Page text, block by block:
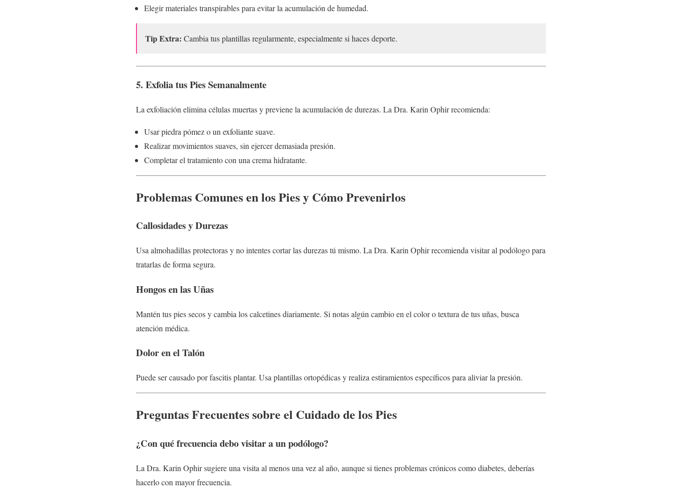
Elegir materiales transpirables para evitar la acumulación de humedad.
Tip Extra: Cambia tus plantillas regularmente, especialmente si haces deporte.
5. Exfolia tus Pies Semanalmente
La exfoliación elimina células muertas y previene la acumulación de durezas. La Dra. Karin Ophir recomienda:
Usar piedra pómez o un exfoliante suave.
Realizar movimientos suaves, sin ejercer demasiada presión.
Completar el tratamiento con una crema hidratante.
Problemas Comunes en los Pies y Cómo Prevenirlos
Callosidades y Durezas
Usa almohadillas protectoras y no intentes cortar las durezas tú mismo. La Dra. Karin Ophir recomienda visitar al podólogo para
tratarlas de forma segura.
Hongos en las Uñas
Mantén tus pies secos y cambia los calcetines diariamente. Si notas algún cambio en el color o textura de tus uñas, busca
atención médica.
Dolor en el Talón
Puede ser causado por fascitis plantar. Usa plantillas ortopédicas y realiza estiramientos específicos para aliviar la presión.
Preguntas Frecuentes sobre el Cuidado de los Pies
¿Con qué frecuencia debo visitar a un podólogo?
La Dra. Karin Ophir sugiere una visita al menos una vez al año, aunque si tienes problemas crónicos como diabetes, deberías
hacerlo con mayor frecuencia.